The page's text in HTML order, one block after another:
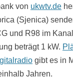
von ukwtv.de
(Sjenica)
und R98 im
beträgt 1 kW.
gibt es in
Jahren.